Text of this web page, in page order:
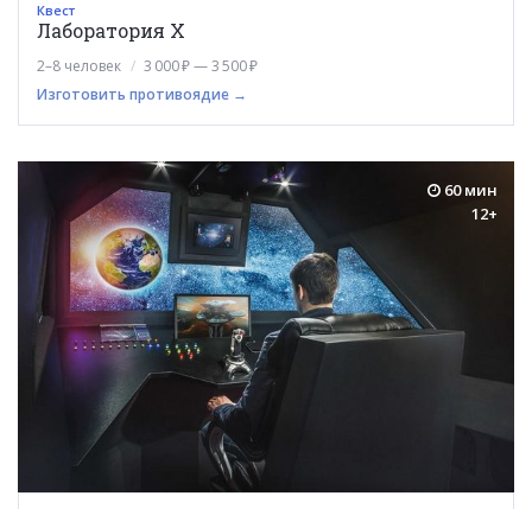
Квест
Лаборатория Х
2–8 человек
3 000 ₽ — 3 500 ₽
Изготовить противоядие →
60 мин
12+